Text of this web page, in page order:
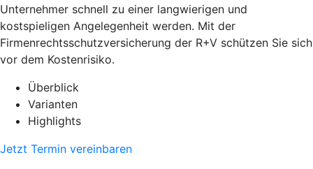
Unternehmer schnell zu einer langwierigen und
kostspieligen Angelegenheit werden. Mit der
Firmenrechtsschutzversicherung der R+V schützen Sie sich
vor dem Kostenrisiko.
Überblick
Varianten
Highlights
Jetzt Termin vereinbaren